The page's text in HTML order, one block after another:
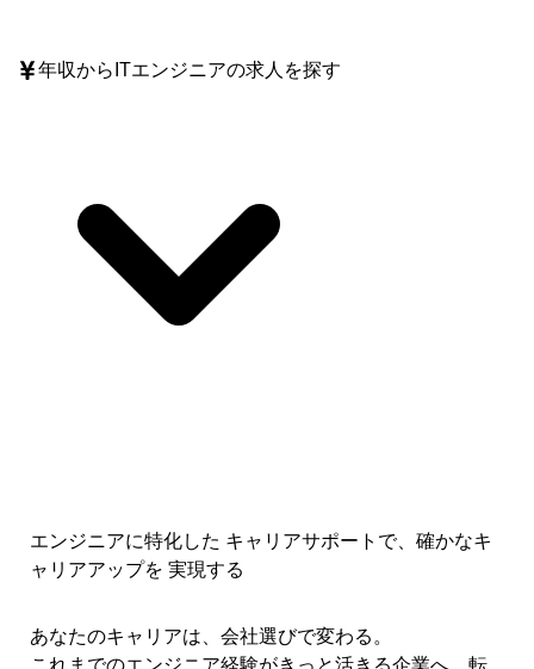
年収からITエンジニアの求人を探す
エンジニアに特化した キャリアサポートで、 確かなキ
ャリアアップを 実現する
あなたのキャリアは、会社選びで変わる。
これまでのエンジニア経験がきっと活きる企業へ、転